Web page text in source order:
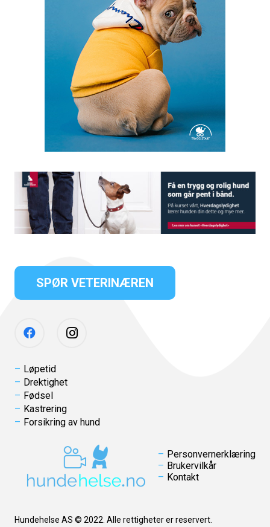
SPØR VETERINÆREN
Løpetid
Drektighet
Fødsel
Kastrering
Forsikring av hund
Personvernerklæring
Brukervilkår
Kontakt
Hundehelse AS © 2022. Alle rettigheter er reservert.